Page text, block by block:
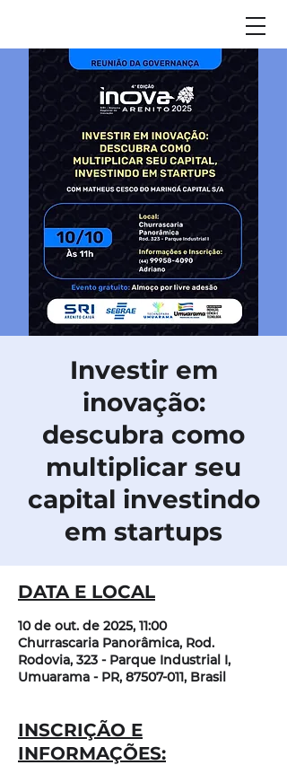
Investir em
inovação:
descubra como
multiplicar seu
capital investindo
em startups
DATA E LOCAL
10 de out. de 2025, 11:00
Churrascaria Panorâmica, Rod.
Rodovia, 323 - Parque Industrial I,
Umuarama - PR, 87507-011, Brasil
INSCRIÇÃO E
INFORMAÇÕES: